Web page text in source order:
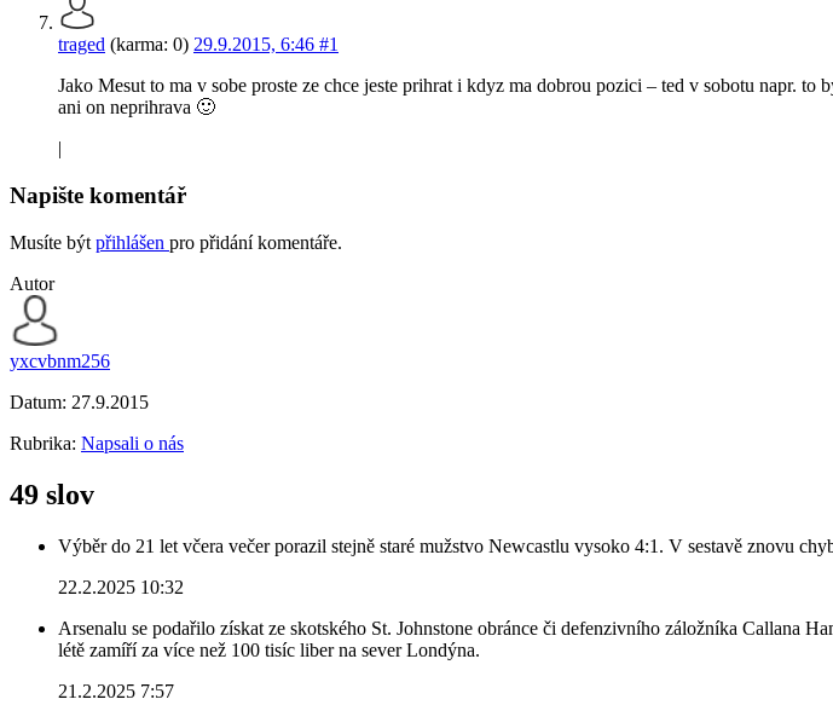
traged (karma: 0) 29.9.2015, 6:46 #1
Jako Mesut to ma v sobe proste ze chce jeste prihrat i kdyz ma dobrou pozici – ted v sobotu napr.
ani on neprihrava 🙂
|
Napište komentář
Musíte být přihlášen pro přidání komentáře.
Autor
yxcvbnm256
Datum: 27.9.2015
Rubrika: Napsali o nás
49 slov
Výběr do 21 let včera večer porazil stejně staré mužstvo Newcastlu vysoko 4:1. V sestavě znovu
22.2.2025 10:32
Arsenalu se podařilo získat ze skotského St. Johnstone obránce či defenzivního záložníka Callana
létě zamíří za více než 100 tisíc liber na sever Londýna.
21.2.2025 7:57